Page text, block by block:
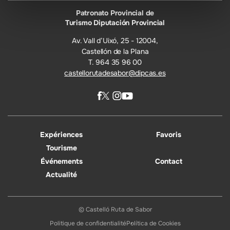
Patronato Provincial de
Turismo Diputación Provincial
Av. Vall d’Uixó, 25 - 12004,
Castellón de la Plana
T. 964 35 96 00
castellorutadesabor@dipcas.es
Expériences
Tourisme
Événements
Actualité
Favoris
Contact
© Castelló Ruta de Sabor
Politique de confidentialitéPolítica de Cookies